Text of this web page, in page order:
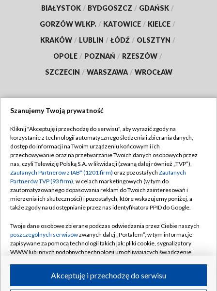
BIAŁYSTOK / BYDGOSZCZ / GDAŃSK /
GORZÓW WLKP. / KATOWICE / KIELCE /
KRAKÓW / LUBLIN / ŁÓDŹ / OLSZTYN /
OPOLE / POZNAŃ / RZESZÓW /
SZCZECIN / WARSZAWA / WROCŁAW
TVP
Abonament TVP
Emisja w TVP
Centrum informacji TVP
Naziemna Telewizja Cyfrowa
Rada Programowa
System NOS
Informacje o nadawcy
Program dla prasy
Regulamin TVP
Polityka prywatności
Moje zgody
Pomoc
Kontakt
Kanały
Szanujemy Twoją prywatność
Kliknij "Akceptuję i przechodzę do serwisu", aby wyrazić zgody na
korzystanie z technologii automatycznego śledzenia i zbierania danych,
dostęp do informacji na Twoim urządzeniu końcowym i ich
przechowywanie oraz na przetwarzanie Twoich danych osobowych przez
nas, czyli Telewizję Polską S.A. w likwidacji (zwaną dalej również „TVP”),
Zaufanych Partnerów z IAB* (1201 firm) oraz pozostałych Zaufanych
Partnerów TVP (93 firm), w celach marketingowych (w tym do
zautomatyzowanego dopasowania reklam do Twoich zainteresowań i
mierzenia ich skuteczności) i pozostałych, które wskazujemy poniżej, a
także zgody na udostępnianie przez nas identyfikatora PPID do Google.
Twoje dane osobowe zbierane podczas odwiedzania przez Ciebie naszych
poszczególnych serwisówzwanych dalej „Portalem”, w tym informacje
zapisywane za pomocą technologii takich jak: pliki cookie, sygnalizatory
WWW lub innych podobnych technologii umożliwiających świadczenie
ruchu w Internecie.Akceptuję i przechodzę do serwisu